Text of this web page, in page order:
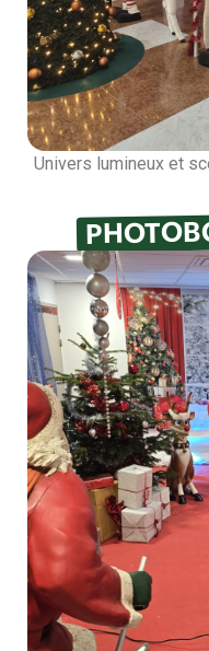
Univers lumineux et